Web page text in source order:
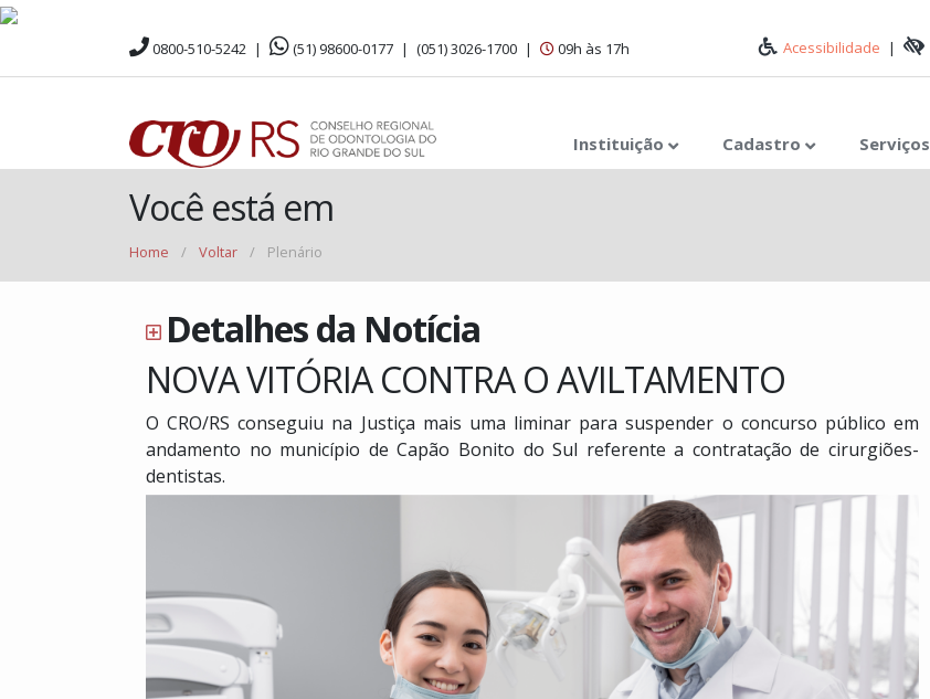
0800-510-5242 | (51) 98600-0177 | (051) 3026-1700 | 09h às 17h Acessibilidade |
Instituição Cadastro Serviços
Você está em
Home / Voltar / Plenário
Detalhes da Notícia
NOVA VITÓRIA CONTRA O AVILTAMENTO
O CRO/RS conseguiu na Justiça mais uma liminar para suspender o concurso público em
andamento no município de Capão Bonito do Sul referente a contratação de cirurgiões-
dentistas.